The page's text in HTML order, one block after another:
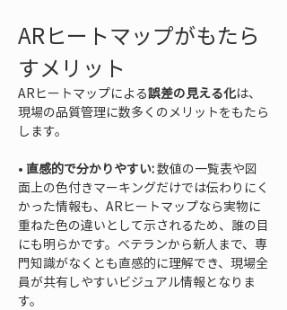
ARヒートマップがもたら
すメリット
ARヒートマップによる誤差の見える化は、
現場の品質管理に数多くのメリットをもたら
します。
• 直感的で分かりやすい: 数値の一覧表や図
面上の色付きマーキングだけでは伝わりにく
かった情報も、ARヒートマップなら実物に
重ねた色の違いとして示されるため、誰の目
にも明らかです。ベテランから新人まで、専
門知識がなくとも直感的に理解でき、現場全
員が共有しやすいビジュアル情報となりま
す。